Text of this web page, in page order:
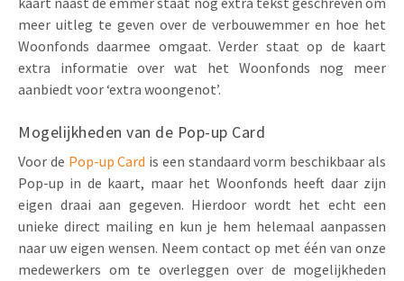
meer uitleg te geven over de verbouwemmer en hoe het
Woonfonds daarmee omgaat. Verder staat op de kaart
extra informatie over wat het Woonfonds nog meer
aanbiedt voor ‘extra woongenot’.
Mogelijkheden van de Pop-up Card
Voor de Pop-up Card is een standaard vorm beschikbaar als
Pop-up in de kaart, maar het Woonfonds heeft daar zijn
eigen draai aan gegeven. Hierdoor wordt het echt een
unieke direct mailing en kun je hem helemaal aanpassen
naar uw eigen wensen. Neem contact op met één van onze
medewerkers om te overleggen over de mogelijkheden